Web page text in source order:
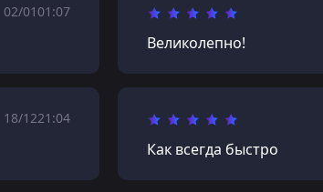
02/0101:07
Великолепно!
18/1221:04
Как всегда быстро